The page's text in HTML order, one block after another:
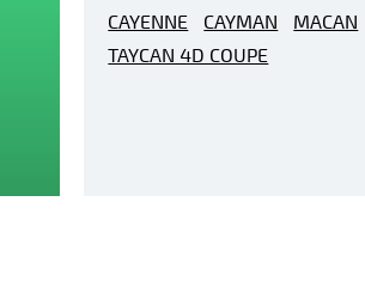
CAYENNE
CAYMAN MACAN
TAYCAN 4D COUPE